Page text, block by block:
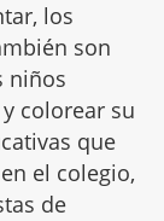
los
son
niños
colorear su
que
el colegio,
de